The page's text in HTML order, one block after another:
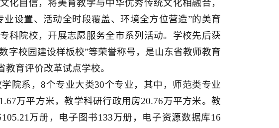
化自信，将美育教学与中华优秀传统文化相融合，
设置、活动全时段覆盖、环境全方位营造”的美育
科院校，开展志愿服务全市系列活动。学校先后获
字校园建设样板校”等荣誉称号，是山东省教师教育
育评价改革试点学校。
院系，8个专业大类30个专业，其中，师范类专业
万平方米，教学科研行政用房20.76万平方米。教
万册，电子图书133万册，电子资源数据库16